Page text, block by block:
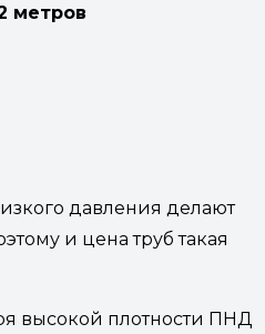
метров
давления делают
и цена труб такая
высокой плотности ПНД